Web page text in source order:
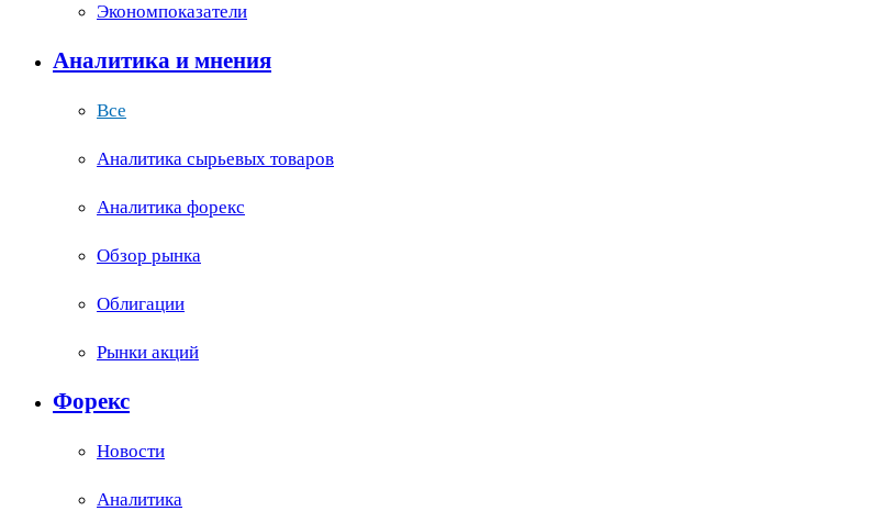
Экономпоказатели
Аналитика и мнения
Все
Аналитика сырьевых товаров
Аналитика форекс
Обзор рынка
Облигации
Рынки акций
Форекс
Новости
Аналитика